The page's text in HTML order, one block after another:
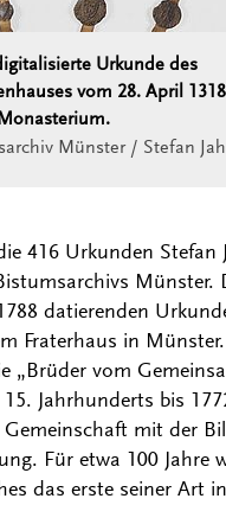
Urkunde des
vom 28. April
Münster / Stefan
416 Urkunden Stefan
Münster.
datierenden
Fraterhaus in
„Brüder vom
Jahrhunderts bis
Gemeinschaft mit der
Für etwa 100 Jahre
das erste seiner Art in